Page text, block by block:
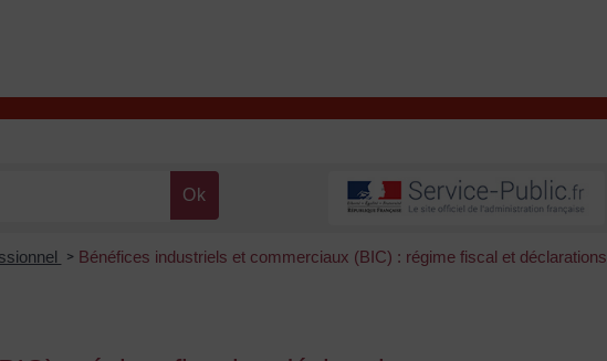
> Bénéfices industriels et commerciaux (BIC) : régime fiscal et déclarations